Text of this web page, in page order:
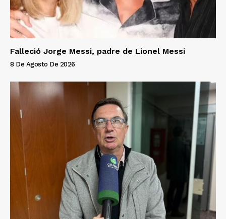
Falleció Jorge Messi, padre de Lionel Messi
8 De Agosto De 2026